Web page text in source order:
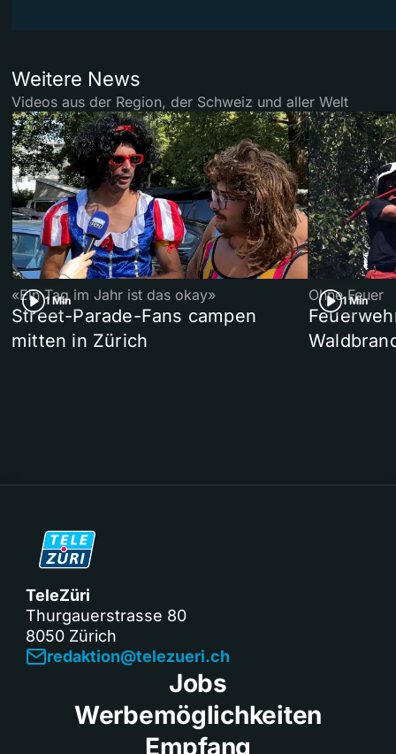
Weitere News
Videos aus der Region, der Schweiz und aller Welt
1 Min
«Ein Tag im Jahr ist das okay»
Street-Parade-Fans campen
mitten in Zürich
1 Min
Ohne Feuer
TeleZüri
Thurgauerstrasse 80
8050 Zürich
redaktion@telezueri.ch
Jobs
Werbemöglichkeiten
Empfang